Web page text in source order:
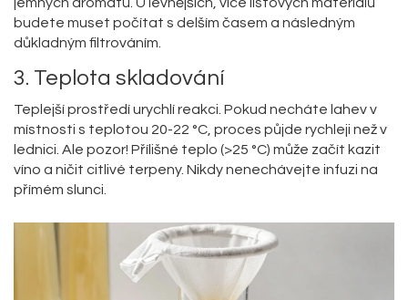
jemných aromatu. U levnějších, více listových materiálů
budete muset počítat s delším časem a následným
důkladným filtrováním.
3. Teplota skladování
Teplejší prostředí urychlí reakci. Pokud necháte lahev v
místnosti s teplotou 20-22 °C, proces půjde rychleji než v
lednici. Ale pozor! Přílišné teplo (>25 °C) může začít kazit
víno a ničit citlivé terpeny. Nikdy nenechávejte infuzi na
přímém slunci.